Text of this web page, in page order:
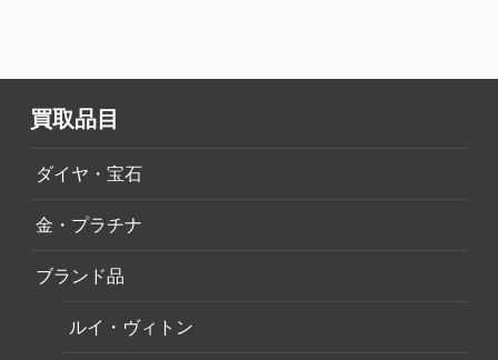
買取品目
ダイヤ・宝石
金・プラチナ
ブランド品
ルイ・ヴィトン